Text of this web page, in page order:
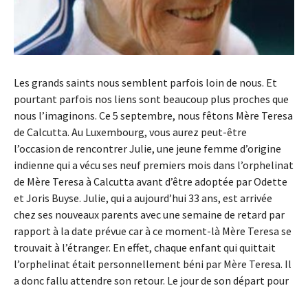
Les grands saints nous semblent parfois loin de nous. Et
pourtant parfois nos liens sont beaucoup plus proches que
nous l’imaginons. Ce 5 septembre, nous fêtons Mère Teresa
de Calcutta. Au Luxembourg, vous aurez peut-être
l’occasion de rencontrer Julie, une jeune femme d’origine
indienne qui a vécu ses neuf premiers mois dans l’orphelinat
de Mère Teresa à Calcutta avant d’être adoptée par Odette
et Joris Buyse. Julie, qui a aujourd’hui 33 ans, est arrivée
chez ses nouveaux parents avec une semaine de retard par
rapport à la date prévue car à ce moment-là Mère Teresa se
trouvait à l’étranger. En effet, chaque enfant qui quittait
l’orphelinat était personnellement béni par Mère Teresa. Il
a donc fallu attendre son retour. Le jour de son départ pour